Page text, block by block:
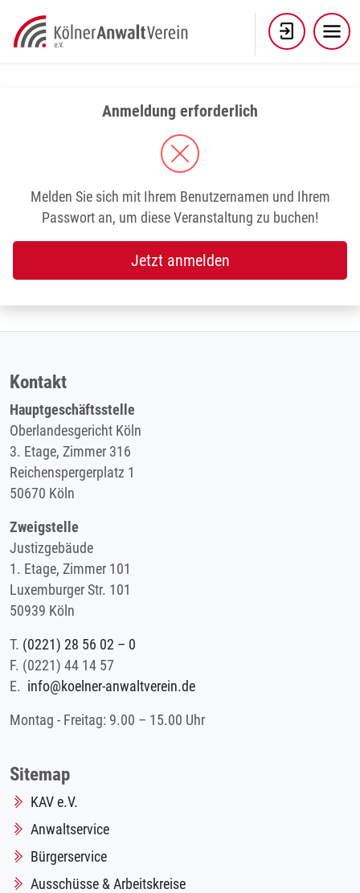
content
Anmeldung erforderlich
Melden Sie sich mit Ihrem Benutzernamen und Ihrem
Passwort an, um diese Veranstaltung zu buchen!
Jetzt anmelden
Kontakt
Hauptgeschäftsstelle
Oberlandesgericht Köln
3. Etage, Zimmer 316
Reichenspergerplatz 1
50670 Köln
Zweigstelle
Justizgebäude
1. Etage, Zimmer 101
Luxemburger Str. 101
50939 Köln
T. (0221) 28 56 02 – 0
F. (0221) 44 14 57
E. info@koelner-anwaltverein.de
Montag - Freitag: 9.00 – 15.00 Uhr
Sitemap
KAV e.V.
Anwaltservice
Bürgerservice
Ausschüsse & Arbeitskreise